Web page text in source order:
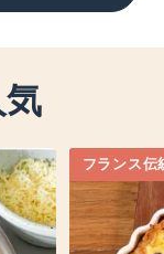
フランス伝